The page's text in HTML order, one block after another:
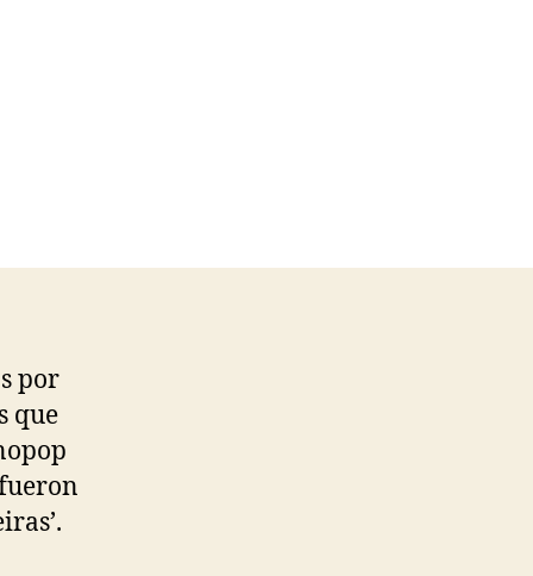
por
que